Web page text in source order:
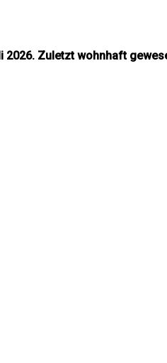
2026. Zuletzt wohnhaft